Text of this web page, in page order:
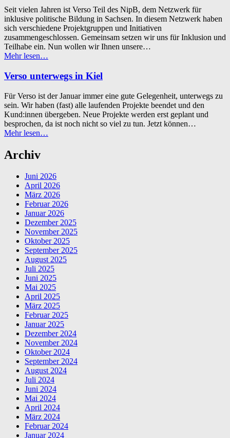
Seit vielen Jahren ist Verso Teil des NipB, dem Netzwerk für
inklusive politische Bildung in Sachsen. In diesem Netzwerk haben
sich verschiedene Projektgruppen und Initiativen
zusammengeschlossen. Gemeinsam setzen wir uns für Inklusion und
Teilhabe ein. Nun wollen wir Ihnen unsere…
Mehr lesen
im
Netzwerk
für
inklusive
politische
Bildung”
…
Verso unterwegs in Kiel
Für Verso ist der Januar immer eine gute Gelegenheit, unterwegs zu
sein. Wir haben (fast) alle laufenden Projekte beendet und den
Kund:innen übergeben. Neue Projekte werden erst geplant und
besprochen, da ist noch nicht so viel zu tun. Jetzt können…
Mehr lesen…
Archiv
Juni 2026
April 2026
März 2026
Februar 2026
Januar 2026
Dezember 2025
November 2025
Oktober 2025
September 2025
August 2025
Juli 2025
Juni 2025
Mai 2025
April 2025
März 2025
Februar 2025
Januar 2025
Dezember 2024
November 2024
Oktober 2024
September 2024
August 2024
Juli 2024
Juni 2024
Mai 2024
April 2024
März 2024
Februar 2024
Januar 2024